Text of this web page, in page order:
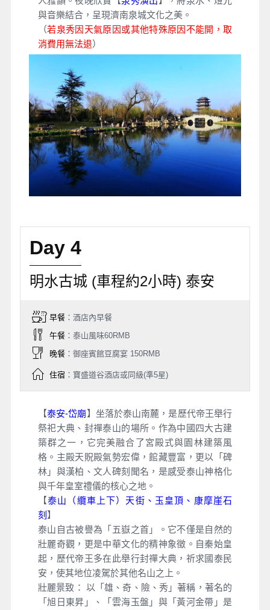
與音樂結合，呈現濟南泉城文化之美。
（若泉秀因天氣原因或其他特殊原因不能開，取
消費用無法退）
Day 4
明水古城 (車程約2小時) 泰安
早餐：酒店內早餐
午餐：泰山風味60RMB
晚餐：御座賓館豆腐宴 150RMB
住宿：寶盛道谷酒店或同級(準5星)
【泰安-岱廟】坐落於泰山南麓，是歷代帝王舉行
祭祀大典、封禪泰山的場所。作為中國四大古建
築群之一，它完美融合了宮殿式與園林建築風
格。主殿天貺殿氣勢宏偉，館藏豐富，更以「碑
林」與漢柏、文人碑刻聞名，是感受泰山神格化
與千年皇室禮儀的核心之地。
【泰山（纜車上下）天街、玉皇頂、康摩崖石
刻 】
泰山自古被譽為「五嶽之首」。它不僅是自然的
壯麗奇觀，更是中華文化的精神象徵。自秦始皇
起，歷代帝王多在此舉行封禪大典，祈求國泰民
安，使其地位凌駕於其他名山之上。
壯麗景致： 以「雄、奇、險、秀」著稱，著名的
「旭日東昇」、「雲海玉盤」與「黃河金帶」是